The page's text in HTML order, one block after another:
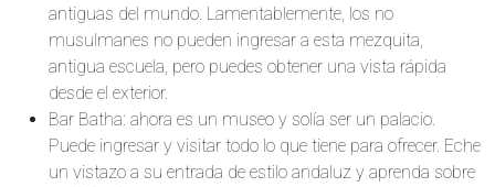
antiguas del mundo. Lamentablemente, los no
musulmanes no pueden ingresar a esta mezquita,
antigua escuela, pero puedes obtener una vista rápida
desde el exterior.
Bar Batha: ahora es un museo y solía ser un palacio.
Puede ingresar y visitar todo lo que tiene para ofrecer. Eche
un vistazo a su entrada de estilo andaluz y aprenda sobre